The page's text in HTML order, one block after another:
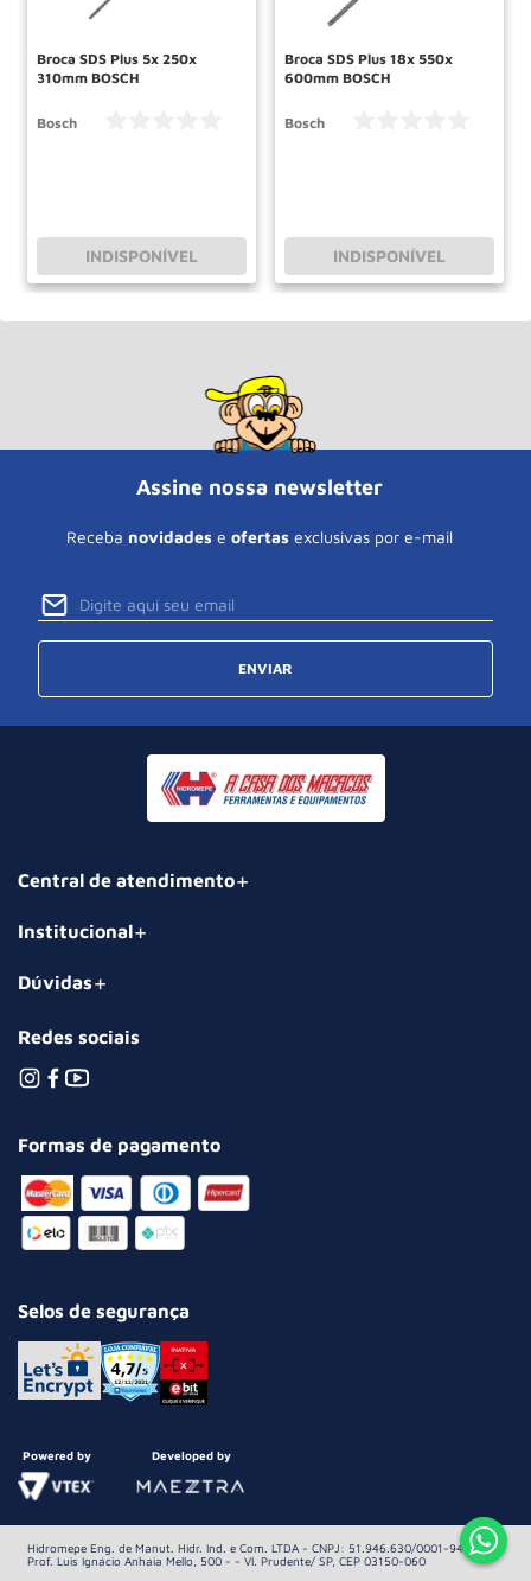
Broca SDS Plus 5x 250x
310mm BOSCH
Bosch
INDISPONÍVEL
Broca SDS Plus 18x 550x
600mm BOSCH
Bosch
INDISPONÍVEL
Assine nossa newsletter
Receba novidades e ofertas exclusivas por e-mail
ENVIAR
Central de atendimento
Institucional
Dúvidas
Redes sociais
Formas de pagamento
Selos de segurança
Powered by Developed by
Hidromepe Eng. de Manut. Hidr. Ind. e Com. LTDA - CNPJ: 51.946.630/0001-94 Av.
Prof. Luis Ignácio Anhaia Mello, 500 - - Vl. Prudente/ SP, CEP 03150-060